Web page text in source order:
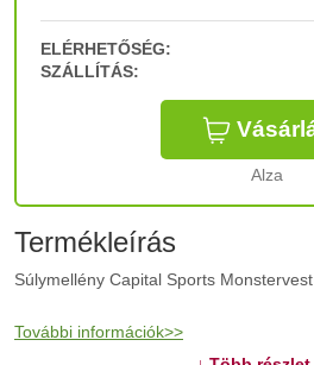
ELÉRHETŐSÉG:
SZÁLLÍTÁS:
Alza
Termékleírás
Súlymellény Capital Sports
További információk>>